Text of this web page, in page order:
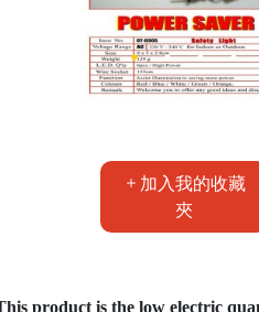
加入我的收藏
夾
product is the low electric